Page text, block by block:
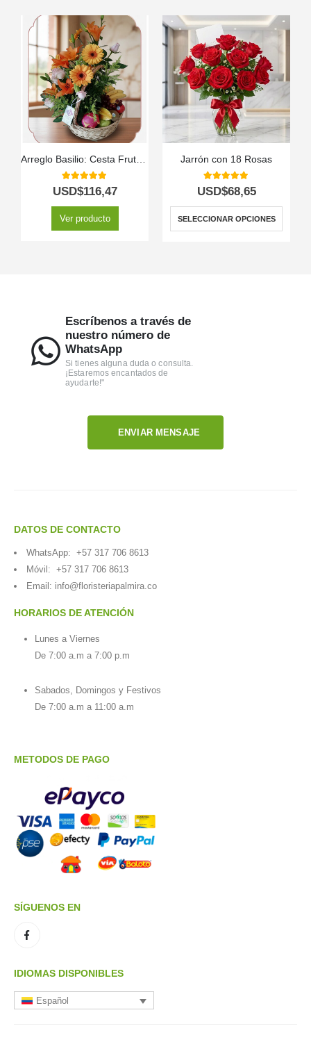
5.00out of 5
USD$116,47
Ver producto
Jarrón con 18 Rosas
5.00 out of 5
USD$68,65
SELECCIONAR OPCIONES
Escríbenos a través de
nuestro número de
WhatsApp
Si tienes alguna duda o consulta.
¡Estaremos encantados de
ayudarte!"
ENVIAR MENSAJE
DATOS DE CONTACTO
WhatsApp: +57 317 706 8613
Móvil: +57 317 706 8613
Email: info@floristeriapalmira.co
HORARIOS DE ATENCIÓN
Lunes a Viernes
De 7:00 a.m a 7:00 p.m
Sabados, Domingos y Festivos
De 7:00 a.m a 11:00 a.m
METODOS DE PAGO
SÍGUENOS EN
IDIOMAS DISPONIBLES
Español